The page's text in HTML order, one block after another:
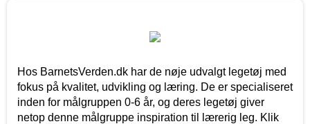
Hos BarnetsVerden.dk har de nøje udvalgt legetøj med
fokus på kvalitet, udvikling og læring. De er specialiseret
inden for målgruppen 0-6 år, og deres legetøj giver
netop denne målgruppe inspiration til lærerig leg. Klik